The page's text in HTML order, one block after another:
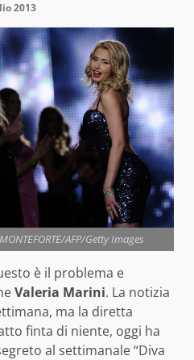
2013
AFP/Getty Images
è il problema e
Valeria Marini. La notizia
ma la diretta
finta di niente, oggi ha
al settimanale “Diva